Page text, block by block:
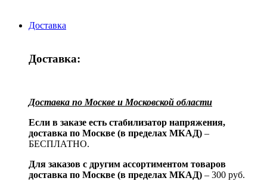
Доставка
Доставка:
Доставка по Москве и Московской области
Если в заказе есть стабилизатор напряжения,
доставка по Москве (в пределах МКАД) –
БЕСПЛАТНО.
Для заказов с другим ассортиментом товаров
доставка по Москве (в пределах МКАД) – 300 руб.